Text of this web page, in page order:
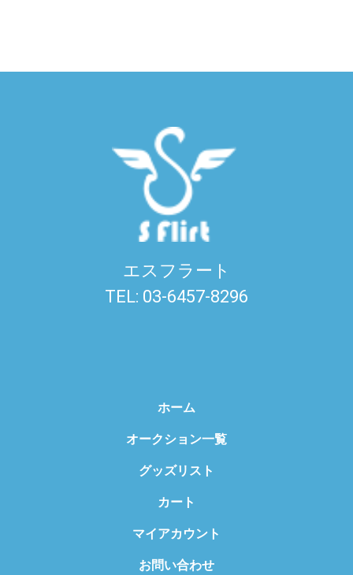
エスフラート
TEL: 03-6457-8296
ホーム
オークション一覧
グッズリスト
カート
マイアカウント
お問い合わせ